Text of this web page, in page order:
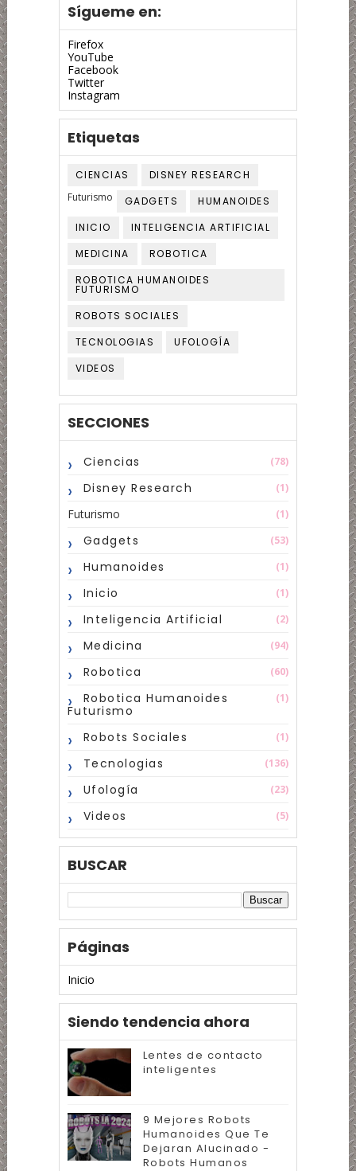
Sígueme en:
Firefox
YouTube
Facebook
Twitter
Instagram
Etiquetas
CIENCIAS
DISNEY RESEARCH
Futurismo
GADGETS
HUMANOIDES
INICIO
INTELIGENCIA ARTIFICIAL
MEDICINA
ROBOTICA
ROBOTICA HUMANOIDES
FUTURISMO
ROBOTS SOCIALES
TECNOLOGIAS
UFOLOGÍA
VIDEOS
SECCIONES
Ciencias (78)
Disney Research (1)
Futurismo (1)
Gadgets (53)
Humanoides (1)
Inicio (1)
Inteligencia Artificial (2)
Medicina (94)
Robotica (60)
Robotica Humanoides
Futurismo
(1)
Robots Sociales (1)
Tecnologias (136)
Ufología (23)
Videos (5)
BUSCAR
Páginas
Inicio
Siendo tendencia ahora
Lentes de contacto
inteligentes
9 Mejores Robots
Humanoides Que Te
Dejaran Alucinado -
Robots Humanos